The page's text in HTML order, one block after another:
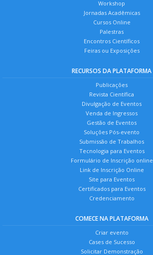
Workshop
Jornadas Acadêmicas
Cursos Online
Palestras
Encontros Científicos
Feiras ou Exposições
RECURSOS DA PLATAFORMA
Publicações
Revista Científica
Divulgação de Eventos
Venda de Ingressos
Gestão de Eventos
Soluções Pós-evento
Submissão de Trabalhos
Tecnologia para Eventos
Formulário de Inscrição online
Link de Inscrição Online
Site para Eventos
Certificados para Eventos
Credenciamento
COMECE NA PLATAFORMA
Criar evento
Cases de Sucesso
Solicitar Demonstração